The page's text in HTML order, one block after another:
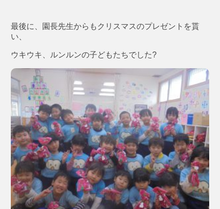
最後に、園長先生からもクリスマスのプレゼントを貰
い、
ウキウキ、ルンルンの子どもたちでした?